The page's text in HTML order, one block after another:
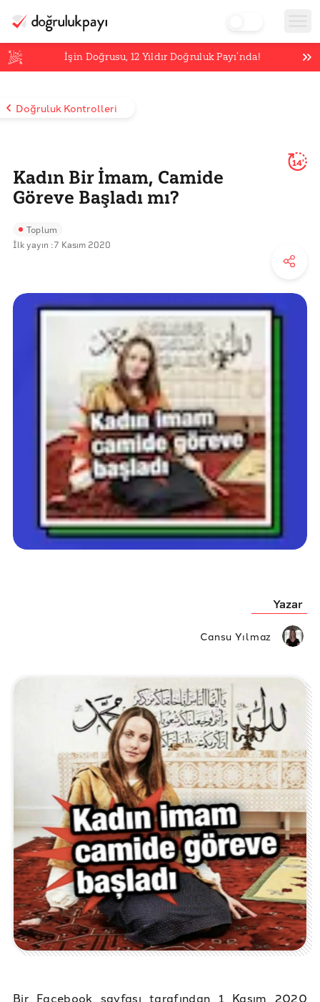
İşin Doğrusu,12 Yıldır Doğruluk Payı’nda!
Doğruluk Kontrolleri
Kadın Bir İmam, Camide
Göreve Başladı mı?
14'
Toplum
İlk yayın :7 Kasım 2020
Yazar
Cansu Yılmaz
Bir Facebook sayfası tarafından 1 Kasım 2020